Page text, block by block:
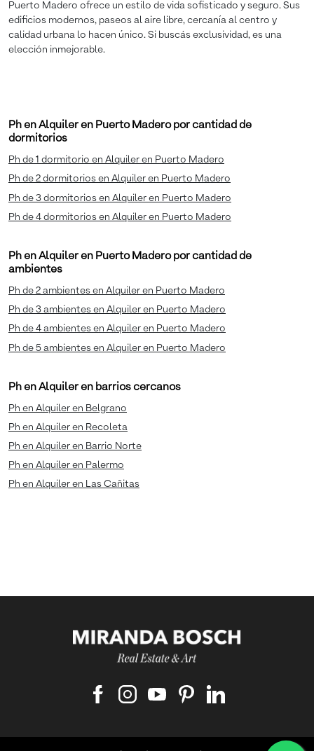
Puerto Madero ofrece un estilo de vida sofisticado y seguro. Sus
edificios modernos, paseos al aire libre, cercanía al centro y
calidad urbana lo hacen único. Si buscás exclusividad, es una
elección inmejorable.
Ph en Alquiler en Puerto Madero por cantidad de
dormitorios
Ph de 1 dormitorio en Alquiler en Puerto Madero
Ph de 2 dormitorios en Alquiler en Puerto Madero
Ph de 3 dormitorios en Alquiler en Puerto Madero
Ph de 4 dormitorios en Alquiler en Puerto Madero
Ph en Alquiler en Puerto Madero por cantidad de
ambientes
Ph de 2 ambientes en Alquiler en Puerto Madero
Ph de 3 ambientes en Alquiler en Puerto Madero
Ph de 4 ambientes en Alquiler en Puerto Madero
Ph de 5 ambientes en Alquiler en Puerto Madero
Ph en Alquiler en barrios cercanos
Ph en Alquiler en Belgrano
Ph en Alquiler en Recoleta
Ph en Alquiler en Barrio Norte
Ph en Alquiler en Palermo
Ph en Alquiler en Las Cañitas